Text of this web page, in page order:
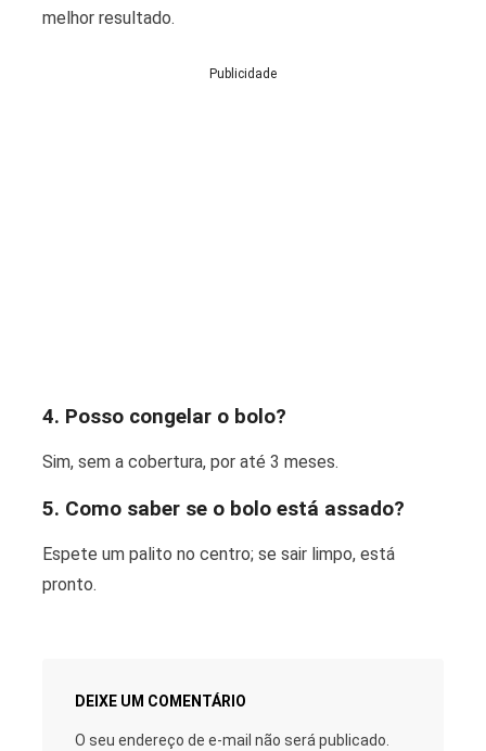
melhor resultado.
Publicidade
4. Posso congelar o bolo?
Sim, sem a cobertura, por até 3 meses.
5. Como saber se o bolo está assado?
Espete um palito no centro; se sair limpo, está
pronto.
DEIXE UM COMENTÁRIO
O seu endereço de e-mail não será publicado.